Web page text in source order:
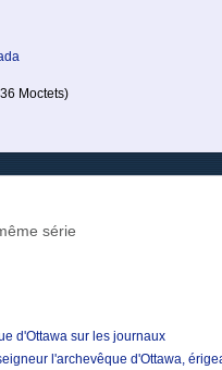
Moctets)
série
d'Ottawa sur les journaux
l'archevêque d'Ottawa,